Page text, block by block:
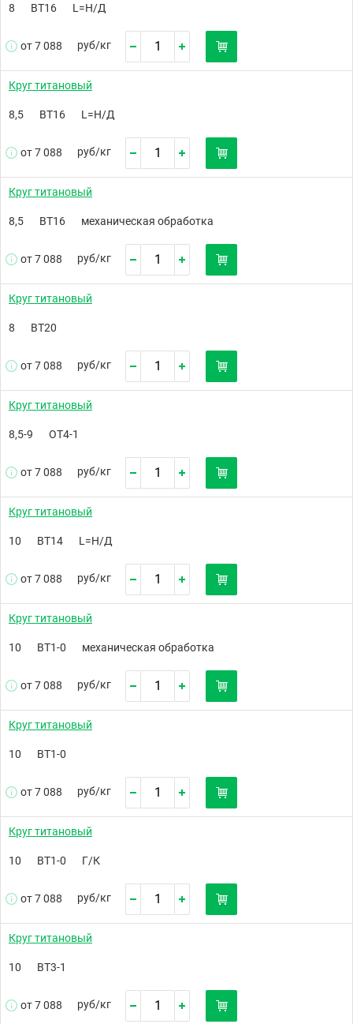
8 ВТ16 L=Н/Д
от 7 088 руб/кг
Круг титановый
8,5 ВТ16 L=Н/Д
от 7 088 руб/кг
Круг титановый
8,5 ВТ16 механическая обработка
от 7 088 руб/кг
Круг титановый
8 ВТ20
от 7 088 руб/кг
Круг титановый
8,5-9 ОТ4-1
от 7 088 руб/кг
Круг титановый
10 ВТ14 L=Н/Д
от 7 088 руб/кг
Круг титановый
10 ВТ1-0 механическая обработка
от 7 088 руб/кг
Круг титановый
10 ВТ1-0
от 7 088 руб/кг
Круг титановый
10 ВТ1-0 Г/К
от 7 088 руб/кг
Круг титановый
10 ВТ3-1
от 7 088 руб/кг